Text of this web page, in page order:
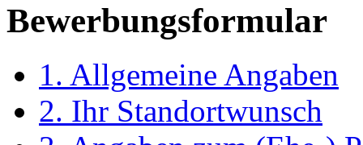
Bewerbungsformular
1. Allgemeine Angaben
2. Ihr Standortwunsch